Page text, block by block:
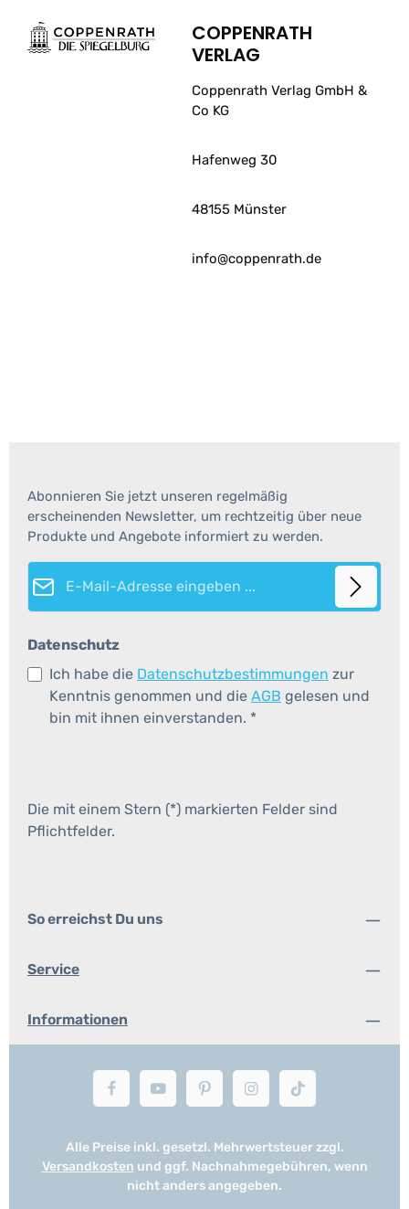
COPPENRATH
VERLAG
Coppenrath Verlag GmbH &
Co KG
Hafenweg 30
48155 Münster
info@coppenrath.de
Abonnieren Sie jetzt unseren regelmäßig
erscheinenden Newsletter, um rechtzeitig über neue
Produkte und Angebote informiert zu werden.
E-Mail-Adresse*
Datenschutz
Ich habe die Datenschutzbestimmungen zur
Kenntnis genommen und die AGB gelesen und
bin mit ihnen einverstanden. *
Die mit einem Stern (*) markierten Felder sind
Pflichtfelder.
So erreichst Du uns
Service
Informationen
Alle Preise inkl. gesetzl. Mehrwertsteuer zzgl.
Versandkosten und ggf. Nachnahmegebühren, wenn
nicht anders angegeben.